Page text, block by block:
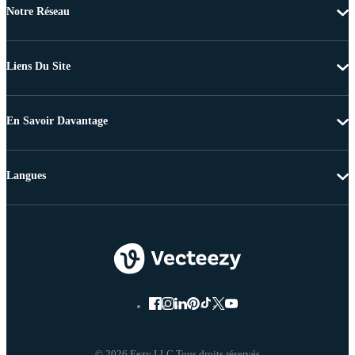
Notre Réseau
Liens Du Site
En Savoir Davantage
Langues